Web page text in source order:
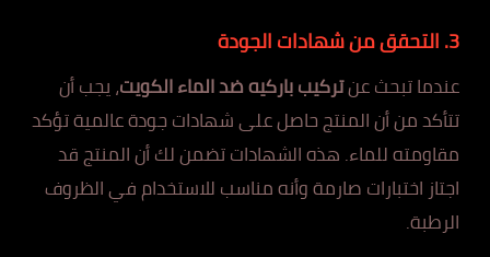
3. التحقق من شهادات الجودة
عندما تبحث عنتركيب باركيه ضد الماء الكويت، يجب أن
تتأكد من أن المنتج حاصل على شهادات جودة عالمية تؤكد
مقاومته للماء. هذه الشهادات تضمن لك أن المنتج قد
اجتاز اختبارات صارمة وأنه مناسب للاستخدام في الظروف
الرطبة.